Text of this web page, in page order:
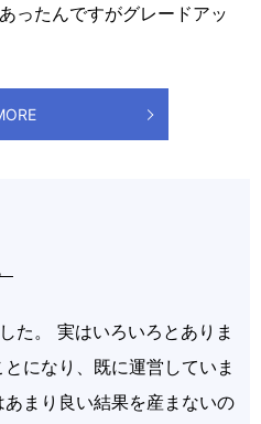
ったんですがグレードアッ
た。 実はいろいろとありま
になり、既に運営していま
まり良い結果を産まないの